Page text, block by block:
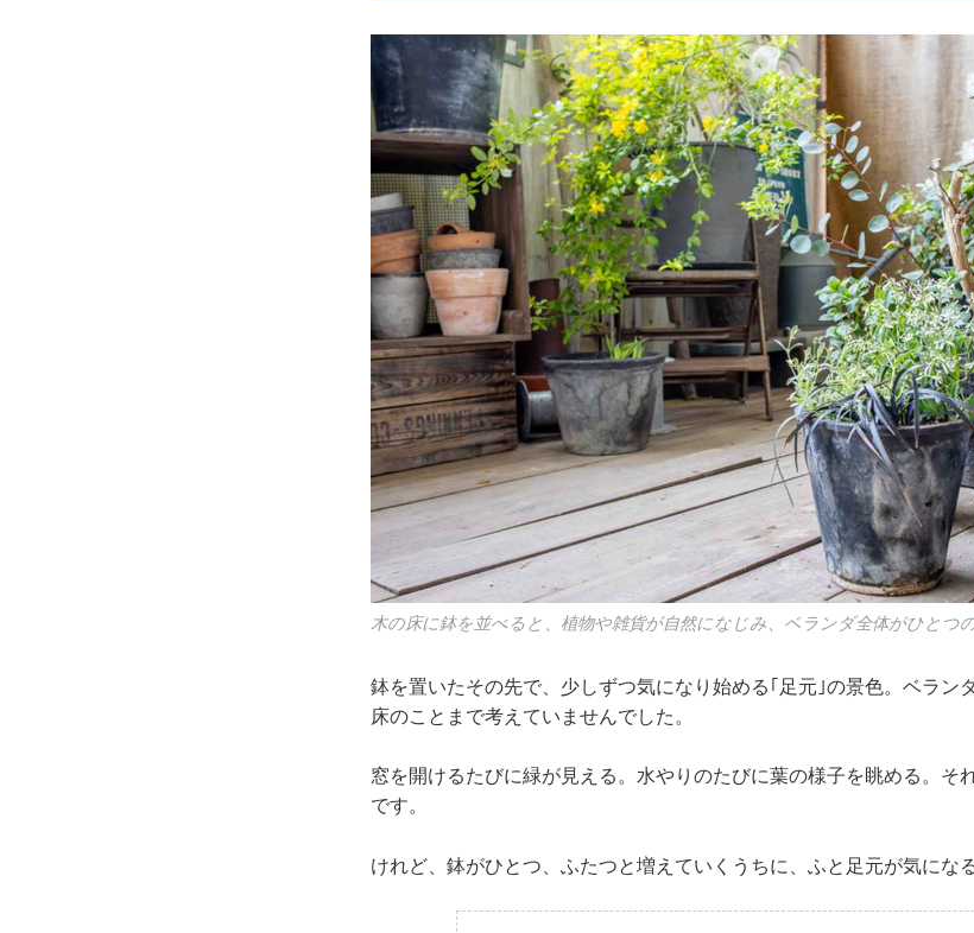
木の床に鉢を並べると、植物や雑貨が自然になじみ、ベランダ全体がひとつ
鉢を置いたその先で、少しずつ気になり始める｢足元｣の景色。ベラン
床のことまで考えていませんでした。
窓を開けるたびに緑が見える。水やりのたびに葉の様子を眺める。そ
です。
けれど、鉢がひとつ、ふたつと増えていくうちに、ふと足元が気にな